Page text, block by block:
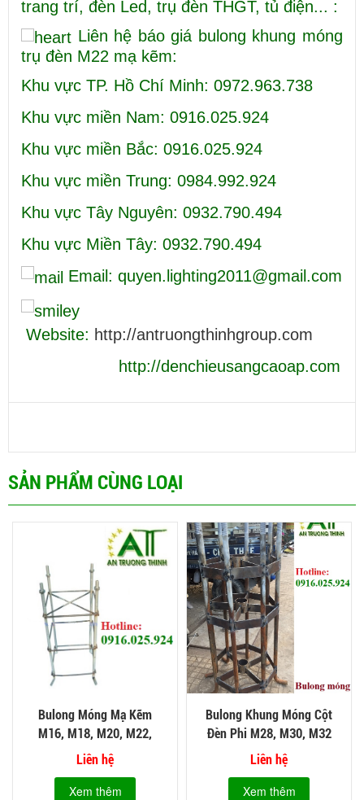
trang trí, đèn Led, trụ đèn THGT, tủ điện... :
Liên hệ báo giá bulong khung móng
trụ đèn M22 mạ kẽm:
Khu vực TP. Hồ Chí Minh: 0972.963.738
Khu vực miền Nam: 0916.025.924
Khu vực miền Bắc: 0916.025.924
Khu vực miền Trung: 0984.992.924
Khu vực Tây Nguyên: 0932.790.494
Khu vực Miền Tây: 0932.790.494
Email: quyen.lighting2011@gmail.com
Website: http://antruongthinhgroup.com
http://denchieusangcaoap.com
SẢN PHẨM CÙNG LOẠI
Bulong Móng Mạ Kẽm
M16, M18, M20, M22,
M24, M26, M28, M30
Liên hệ
Xem thêm
Bulong Khung Móng Cột
Đèn Phi M28, M30, M32
Liên hệ
Xem thêm